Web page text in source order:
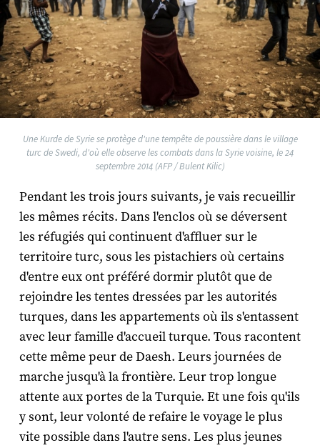
Une Kurde de Syrie se protège d'une tempête de poussière dans le village
turc de Swedi, d'où elle observe les combats dans la Syrie voisine, le 24
septembre 2014 (AFP / Bulent Kilic)
Pendant les trois jours suivants, je vais recueillir
les mêmes récits. Dans l'enclos où se déversent
les réfugiés qui continuent d'affluer sur le
territoire turc, sous les pistachiers où certains
d'entre eux ont préféré dormir plutôt que de
rejoindre les tentes dressées par les autorités
turques, dans les appartements où ils s'entassent
avec leur famille d'accueil turque. Tous racontent
cette même peur de Daesh. Leurs journées de
marche jusqu'à la frontière. Leur trop longue
attente aux portes de la Turquie. Et une fois qu'ils
y sont, leur volonté de refaire le voyage le plus
vite possible dans l'autre sens. Les plus jeunes